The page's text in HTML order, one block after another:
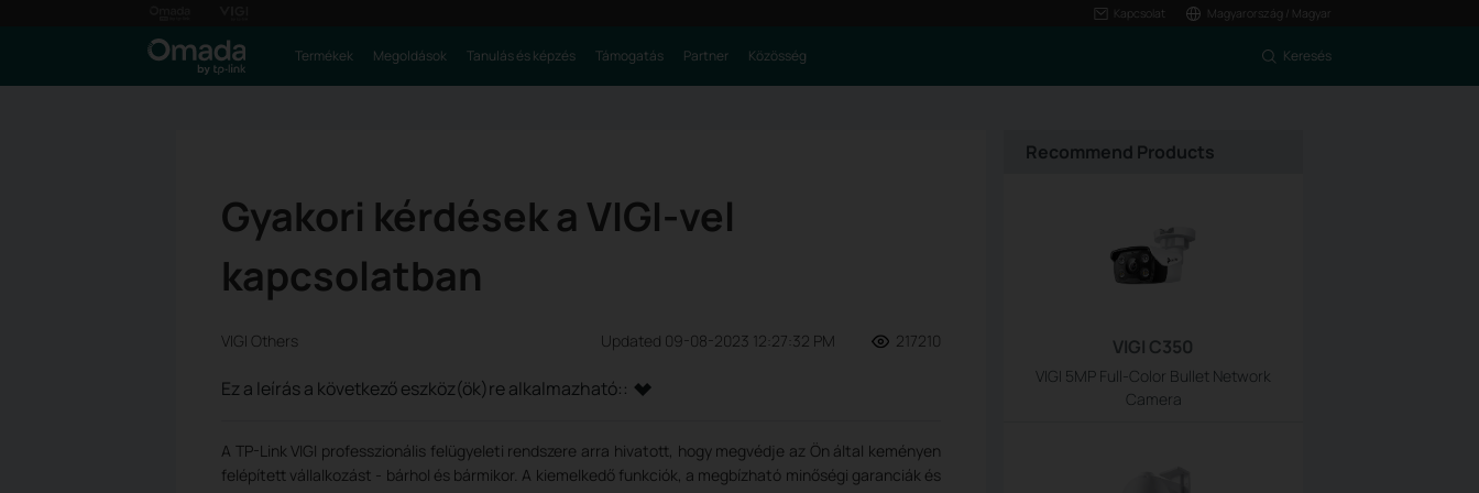
Kapcsolat Magyarország / Magyar
Termékek Megoldások Tanulás és képzés Támogatás Partner Közösség Keresés
Gyakori kérdések a VIGI-vel
kapcsolatban
VIGI Others Updated 09-08-2023 12:27:32 PM 217210
Ez a leírás a következő eszköz(ök)re alkalmazható::
A TP-Link VIGI professzionális felügyeleti rendszere arra hivatott, hogy megvédje az Ön által keményen
felépített vállalkozást - bárhol és bármikor. A kiemelkedő funkciók, a megbízható minőségi garanciák és
Recommend Products
VIGI C350
VIGI 5MP Full-Color Bullet Network
Camera